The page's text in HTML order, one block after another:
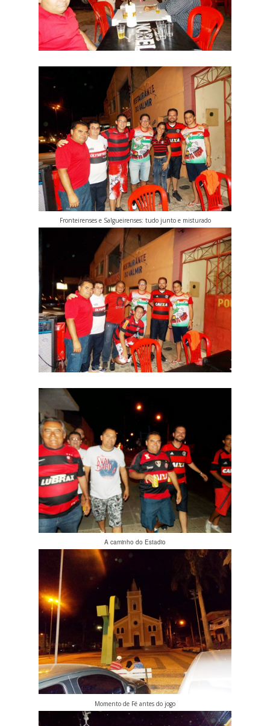
Fronteirenses e Salgueirenses: tudo junto e misturado
A caminho do Estadio
Momento de Fé antes do jogo